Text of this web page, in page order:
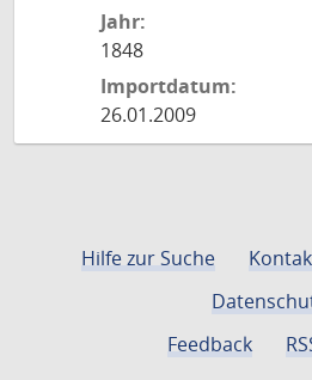
Jahr:
1848
Importdatum:
26.01.2009
Hilfe zur Suche
Feedback